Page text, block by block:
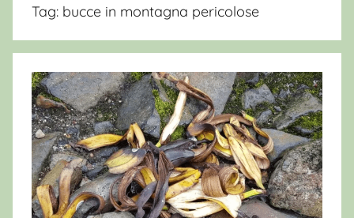
Tag: bucce in montagna pericolose